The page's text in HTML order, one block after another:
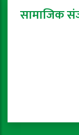
सामाजिक